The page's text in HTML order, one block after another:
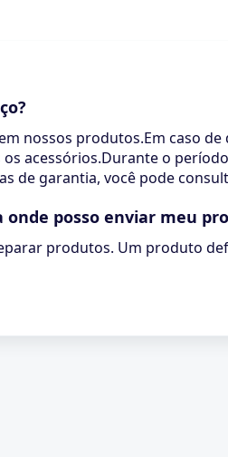
nossos produtos.Em caso
acessórios.Durante o
de garantia, você pode
posso enviar meu
produtos. Um produto